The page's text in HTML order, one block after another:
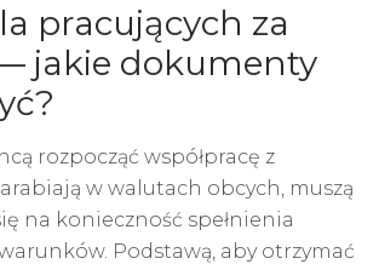
pracujących za
jakie dokumenty
rozpocząć współpracę z
w walutach obcych, muszą
na konieczność spełnienia
Podstawą, aby otrzymać